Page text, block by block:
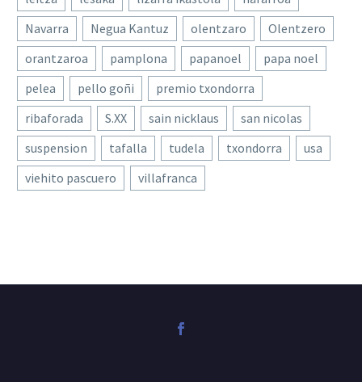
Navarra
Negua Kantuz olentzaro
Olentzero
orantzaroa
pamplona papanoel
papa noel
pelea
pello goñi
premio txondorra
ribaforada
S.XX sain nicklaus
san nicolas
suspension
tafalla tudela txondorra
usa
viehito pascuero
villafranca